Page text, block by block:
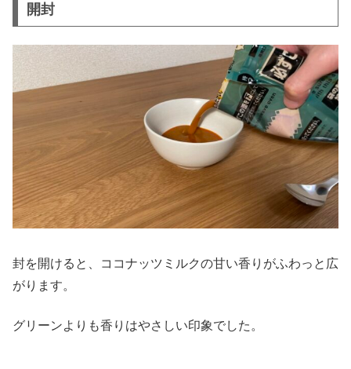
開封
封を開けると、ココナッツミルクの甘い香りがふわっと広
がります。
グリーンよりも香りはやさしい印象でした。